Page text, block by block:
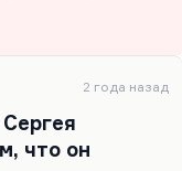
Это я
«Время,
ему эту
из «Бани» и
2 года назад
что он